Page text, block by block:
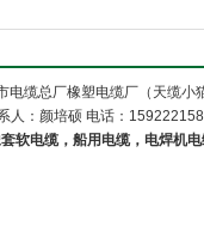
电缆总厂橡塑电缆厂（天缆
人：颜培硕 电话：
软电缆，船用电缆，电焊机